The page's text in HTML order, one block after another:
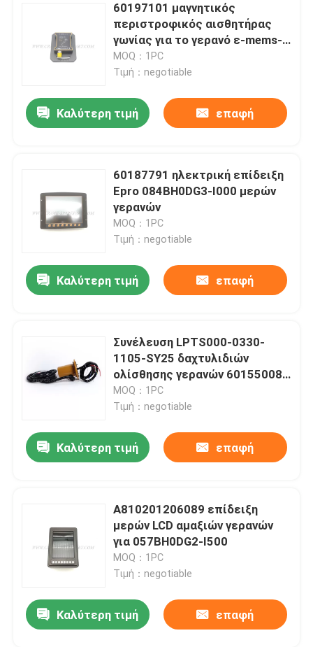
60197101 μαγνητικός
περιστροφικός αισθητήρας
γωνίας για το γερανό ε-mems-
λι-Χ SANY
MOQ：1PC
Τιμή：negotiable
Καλύτερη τιμή επαφή
60187791 ηλεκτρική επίδειξη
Epro 084BH0DG3-I000 μερών
γερανών
MOQ：1PC
Τιμή：negotiable
Καλύτερη τιμή επαφή
Συνέλευση LPTS000-0330-
1105-SY25 δαχτυλιδιών
ολίσθησης γερανών 60155008
SANY
MOQ：1PC
Τιμή：negotiable
Καλύτερη τιμή επαφή
A810201206089 επίδειξη
μερών LCD αμαξιών γερανών
για 057BH0DG2-I500
MOQ：1PC
Τιμή：negotiable
Καλύτερη τιμή επαφή